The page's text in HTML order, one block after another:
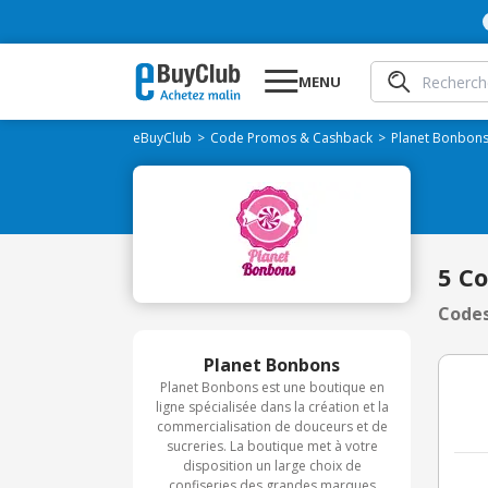
MENU
eBuyClub Code Promos & Cashback Planet Bonbons
Planet Bonbons
Planet Bonbons est une boutique en
ligne spécialisée dans la création et la
commercialisation de douceurs et de
sucreries. La boutique met à votre
disposition un large choix de
5